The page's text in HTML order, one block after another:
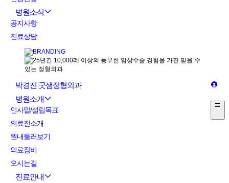
병원소식
공지사항
진료상담
박경진 굿샘정형외과
병원소개
인사말/설립목표
의료진소개
원내둘러보기
의료장비
오시는길
진료안내